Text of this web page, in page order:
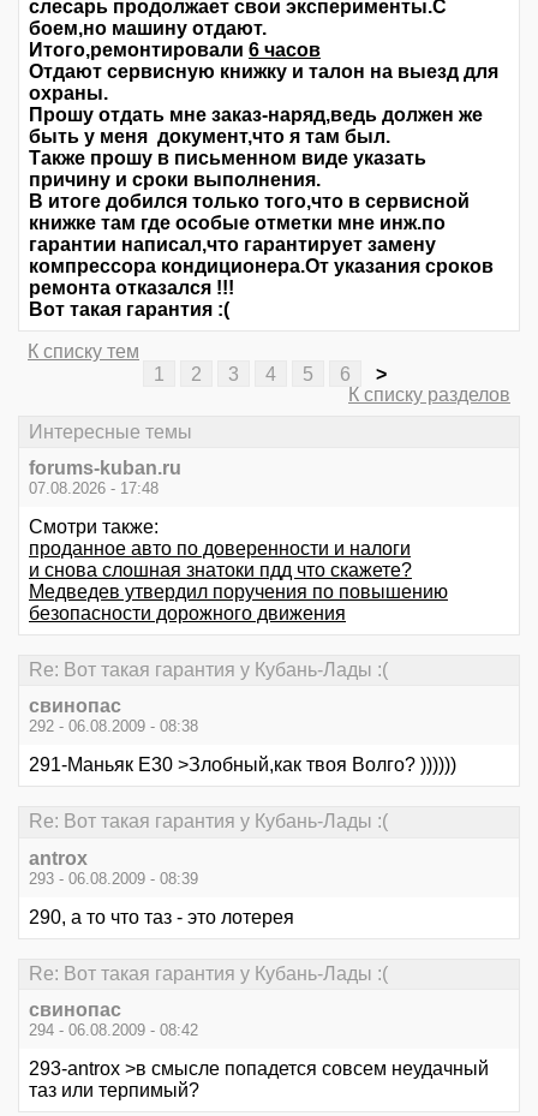
слесарь продолжает свои эксперименты.С
боем,но машину отдают.
Итого,ремонтировали 6 часов
Отдают сервисную книжку и талон на выезд для
охраны.
Прошу отдать мне заказ-наряд,ведь должен же
быть у меня документ,что я там был.
Также прошу в письменном виде указать
причину и сроки выполнения.
В итоге добился только того,что в сервисной
книжке там где особые отметки мне инж.по
гарантии написал,что гарантирует замену
компрессора кондиционера.От указания сроков
ремонта отказался !!!
Вот такая гарантия :(
К списку тем
1
2 3 4 5 6
>
К списку разделов
Интересные темы
forums-kuban.ru
07.08.2026 - 17:48
Смотри также:
проданное авто по доверенности и налоги
и снова слошная знатоки пдд что скажете?
Медведев утвердил поручения по повышению
безопасности дорожного движения
Re: Вот такая гарантия у Кубань-Лады :(
свинопас
292 - 06.08.2009 - 08:38
291-Маньяк E30 >Злобный,как твоя Волго? ))))))
Re: Вот такая гарантия у Кубань-Лады :(
antrox
293 - 06.08.2009 - 08:39
290, а то что таз - это лотерея
Re: Вот такая гарантия у Кубань-Лады :(
свинопас
294 - 06.08.2009 - 08:42
293-antrox >в смысле попадется совсем неудачный
таз или терпимый?